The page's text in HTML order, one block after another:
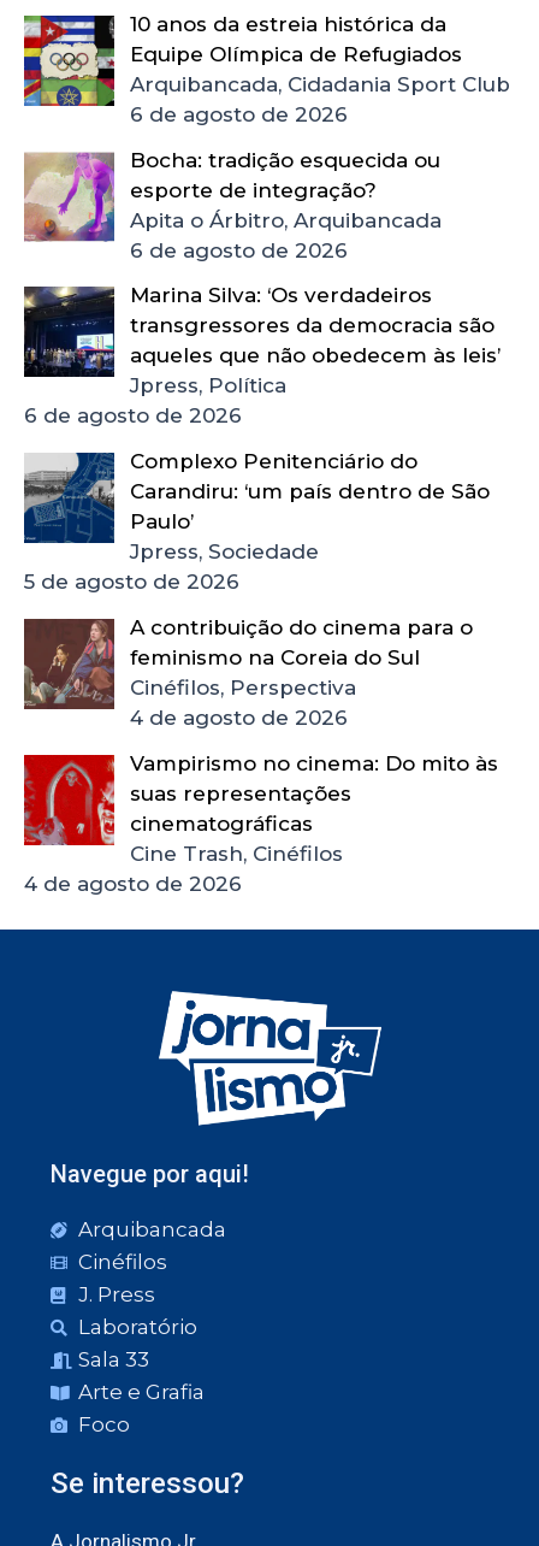
10 anos da estreia histórica da
Equipe Olímpica de Refugiados
Arquibancada, Cidadania Sport Club
6 de agosto de 2026
Bocha: tradição esquecida ou
esporte de integração?
Apita o Árbitro, Arquibancada
6 de agosto de 2026
Marina Silva: ‘Os verdadeiros
transgressores da democracia são
aqueles que não obedecem às leis’
Jpress, Política
6 de agosto de 2026
Complexo Penitenciário do
Carandiru: ‘um país dentro de São
Paulo’
Jpress, Sociedade
5 de agosto de 2026
A contribuição do cinema para o
feminismo na Coreia do Sul
Cinéfilos, Perspectiva
4 de agosto de 2026
Vampirismo no cinema: Do mito às
suas representações
cinematográficas
Cine Trash, Cinéfilos
4 de agosto de 2026
Navegue por aqui!
Arquibancada
Cinéfilos
J. Press
Laboratório
Sala 33
Arte e Grafia
Foco
Se interessou?
A Jornalismo Jr